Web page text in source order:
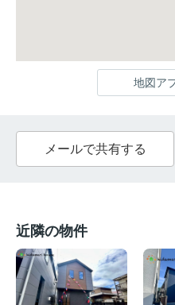
地図ア
メールで共有する
近隣の物件